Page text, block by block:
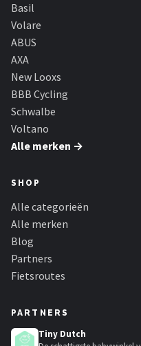
Basil
Volare
ABUS
AXA
New Looxs
BBB Cycling
Schwalbe
Voltano
Alle merken →
SHOP
Alle categorieën
Alle merken
Blog
Partners
Fietsroutes
PARTNERS
Tiny Dutch